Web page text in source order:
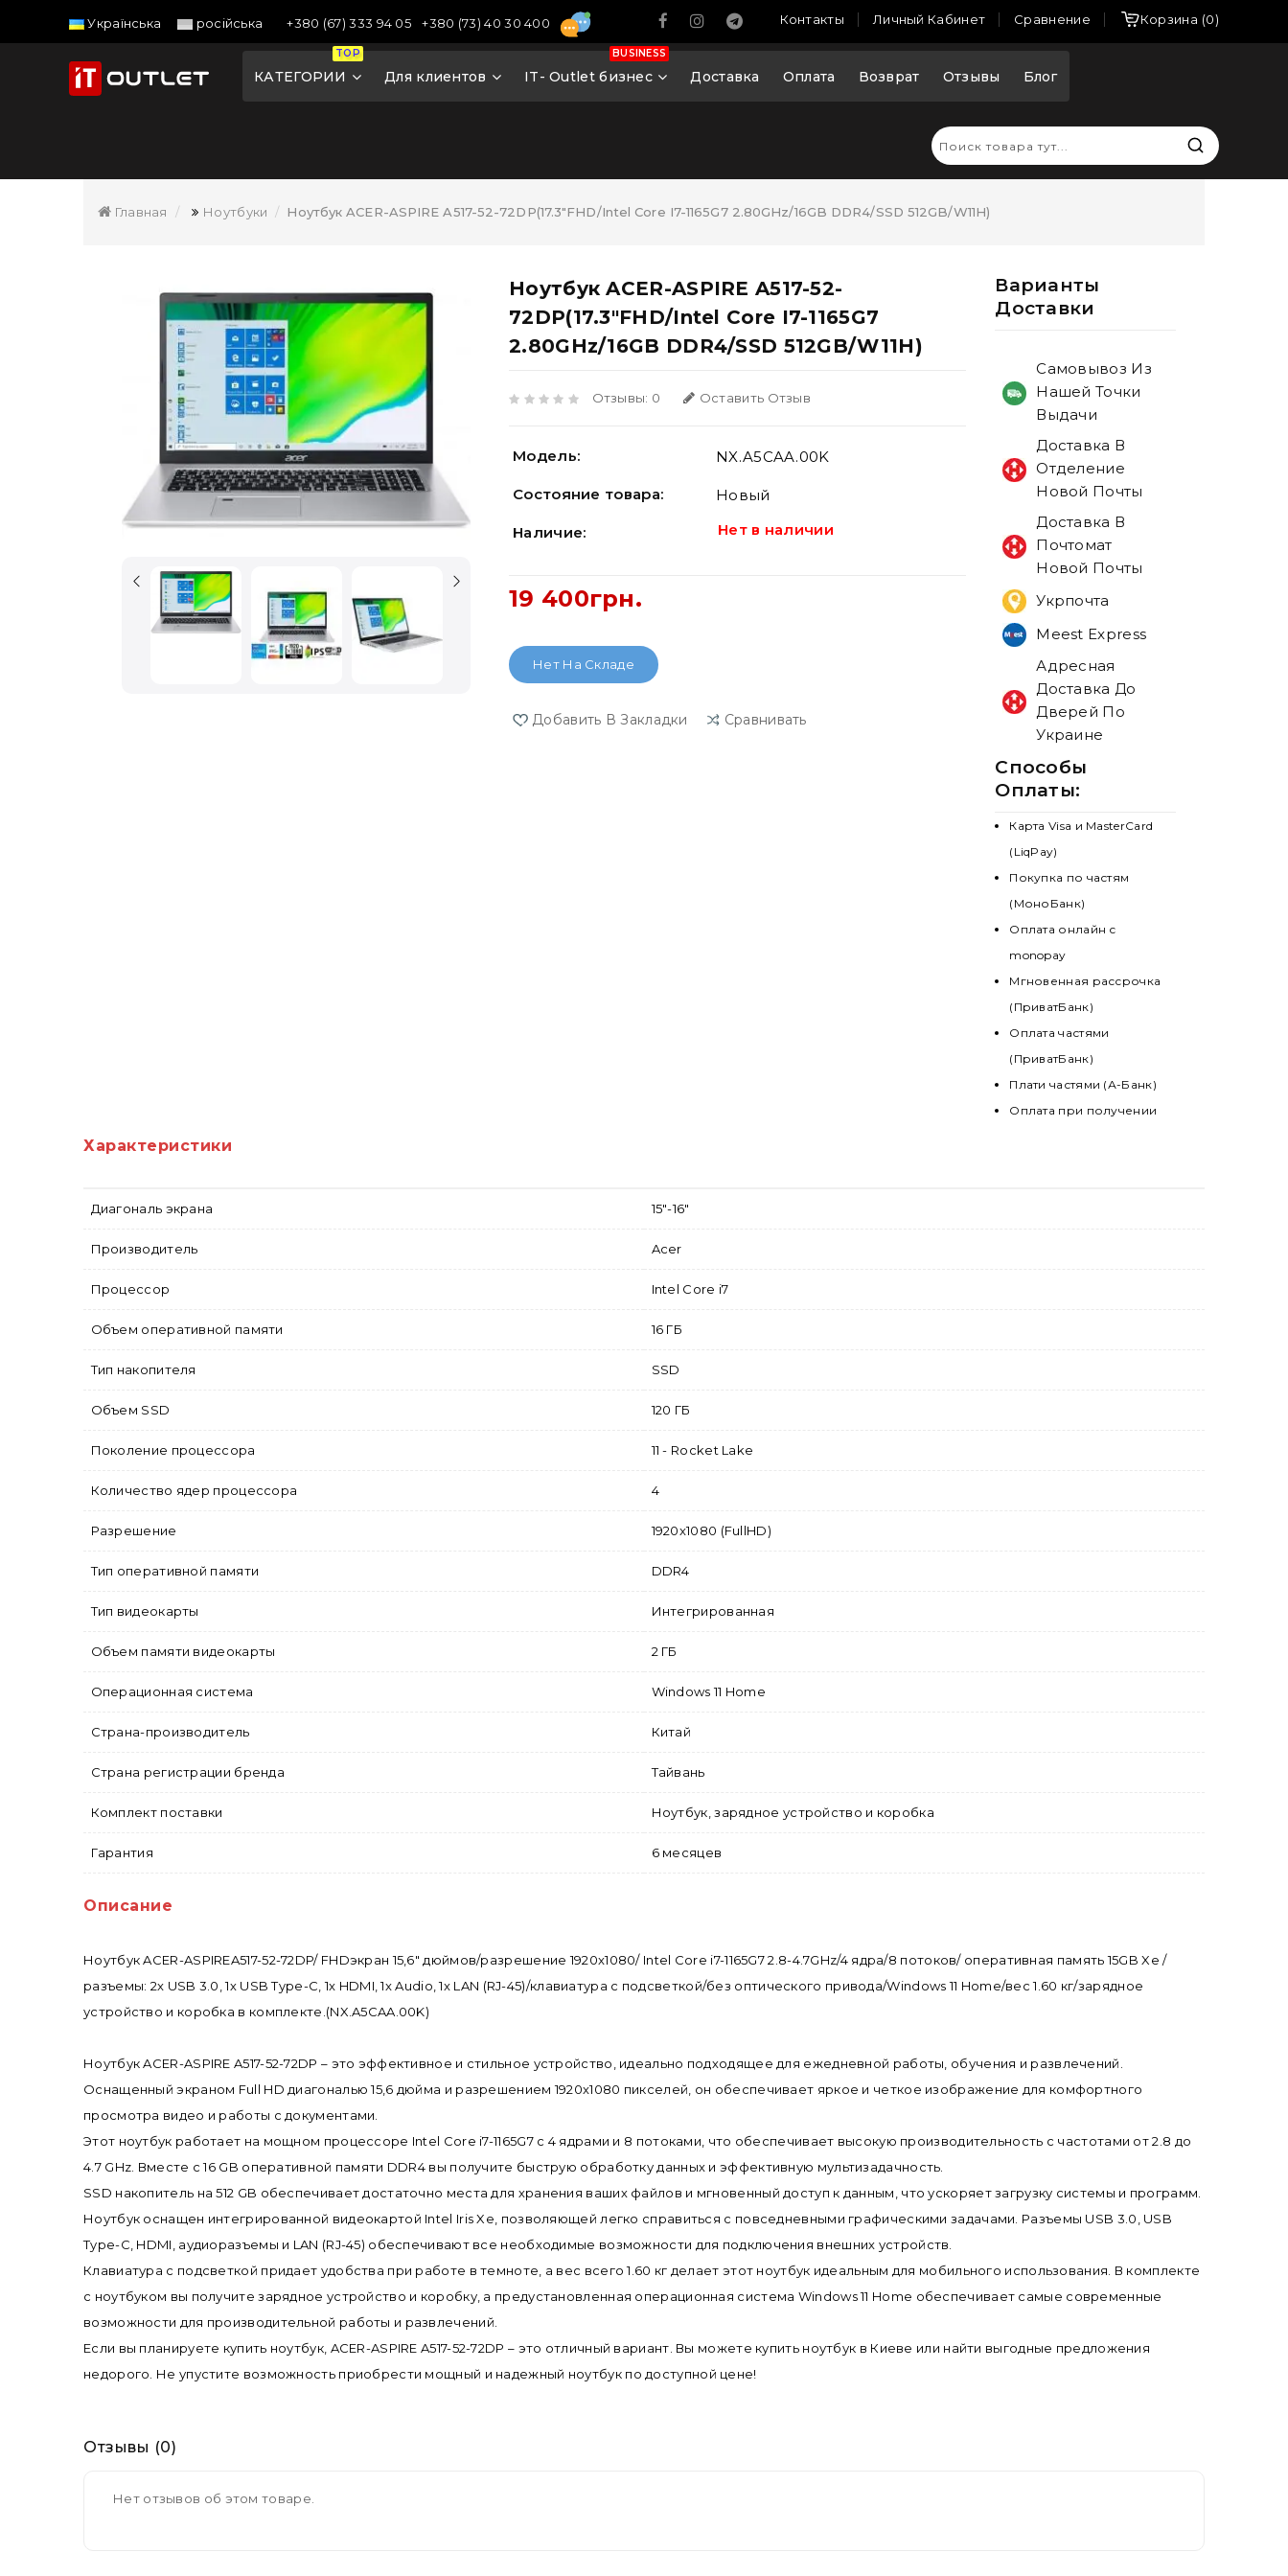
Українська російська +380 (67) 333 94 05 +380 (73) 40 30 400 Контакты Личный Кабинет Сравнение Корзина 0
TOP
КАТЕГОРИИ Для клиентов
BUSINESS
IT- Outlet бизнес Доставка Оплата Возврат Отзывы Блог
Главная Ноутбуки Ноутбук ACER-ASPIRE A517-52-72DP(17.3"FHD/Intel Core I7-1165G7 2.80GHz/16GB DDR4/SSD 512GB/W11H)
Ноутбук ACER-ASPIRE A517-52-
72DP(17.3"FHD/Intel Core I7-1165G7
2.80GHz/16GB DDR4/SSD 512GB/W11H)
Отзывы: 0 Оставить Отзыв
Модель: NX.A5CAA.00K
Состояние товара: Новый
Наличие: Нет в наличии
19 400грн.
Нет На Складе
Добавить В Закладки Сравнивать
Варианты
Доставки
Самовывоз Из
Нашей Точки
Выдачи
Доставка В
Отделение
Новой Почты
Доставка В
Почтомат
Новой Почты
Укрпочта
Meest Express
Адресная
Доставка До
Дверей По
Украине
Способы
Оплаты:
Карта Visa и MasterCard
(LiqPay)
Покупка по частям
(МоноБанк)
Оплата онлайн с
monopay
Мгновенная рассрочка
(ПриватБанк)
Оплата частями
(ПриватБанк)
Плати частями (А-Банк)
Оплата при получении
Характеристики
Диагональ экрана 15"-16"
Производитель Acer
Процессор Intel Core i7
Объем оперативной памяти 16 ГБ
Тип накопителя SSD
Объем SSD 120 ГБ
Поколение процессора 11 - Rocket Lake
Количество ядер процессора 4
Разрешение 1920x1080 (FullHD)
Тип оперативной памяти DDR4
Тип видеокарты Интегрированная
Объем памяти видеокарты 2 ГБ
Операционная система Windows 11 Home
Страна-производитель Китай
Страна регистрации бренда Тайвань
Комплект поставки Ноутбук, зарядное устройство и коробка
Гарантия 6 месяцев
Описание
Ноутбук ACER-ASPIREA517-52-72DP/ FHDэкран 15,6" дюймов/разрешение 1920x1080/ Intel Core i7-1165G7 2.8-4.7GHz/4 ядра/8 потоков/ оперативная память 15GB Xe /
разъемы: 2x USB 3.0, 1х USB Type-C, 1x HDMI, 1x Audio, 1x LAN (RJ-45)/клавиатура с подсветкой/без оптического привода/Windows 11 Home/вес 1.60 кг/зарядное
устройство и коробка в комплекте.(NX.A5CAA.00K)
Ноутбук ACER-ASPIRE A517-52-72DP – это эффективное и стильное устройство, идеально подходящее для ежедневной работы, обучения и развлечений.
Оснащенный экраном Full HD диагональю 15,6 дюйма и разрешением 1920x1080 пикселей, он обеспечивает яркое и четкое изображение для комфортного
просмотра видео и работы с документами.
Этот ноутбук работает на мощном процессоре Intel Core i7-1165G7 с 4 ядрами и 8 потоками, что обеспечивает высокую производительность с частотами от 2.8 до
4.7 GHz. Вместе с 16 GB оперативной памяти DDR4 вы получите быструю обработку данных и эффективную мультизадачность.
SSD накопитель на 512 GB обеспечивает достаточно места для хранения ваших файлов и мгновенный доступ к данным, что ускоряет загрузку системы и программ.
Ноутбук оснащен интегрированной видеокартой Intel Iris Xe, позволяющей легко справиться с повседневными графическими задачами. Разъемы USB 3.0, USB
Type-C, HDMI, аудиоразъемы и LAN (RJ-45) обеспечивают все необходимые возможности для подключения внешних устройств.
Клавиатура с подсветкой придает удобства при работе в темноте, а вес всего 1.60 кг делает этот ноутбук идеальным для мобильного использования. В комплекте
с ноутбуком вы получите зарядное устройство и коробку, а предустановленная операционная система Windows 11 Home обеспечивает самые современные
возможности для производительной работы и развлечений.
Если вы планируете купить ноутбук, ACER-ASPIRE A517-52-72DP – это отличный вариант. Вы можете купить ноутбук в Киеве или найти выгодные предложения
недорого. Не упустите возможность приобрести мощный и надежный ноутбук по доступной цене!
Отзывы (0)
Нет отзывов об этом товаре.